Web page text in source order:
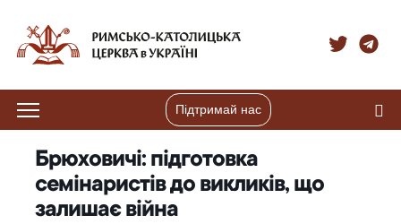
Підтримай нас
Брюховичі: підготовка
семінаристів до викликів, що
залишає війна